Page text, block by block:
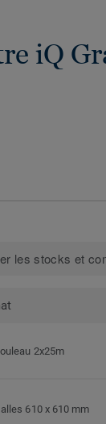
iQ
les stocks et
2x25m
610 x 610 mm